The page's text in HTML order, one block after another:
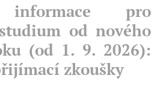
informace pro
od nového
(od 1. 9. 2026):
zkoušky